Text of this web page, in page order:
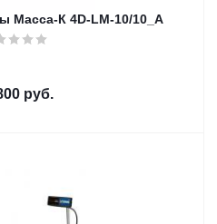
Масса-К 4D-LM-10/10_A
руб.